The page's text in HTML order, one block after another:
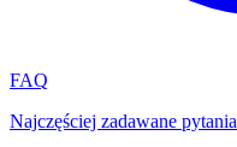
FAQ
Najczęściej zadawane pytania